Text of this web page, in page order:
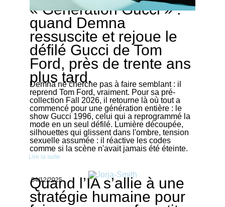
« Generation Gucci » :
quand Demna
ressuscite et rejoue le
défilé Gucci de Tom
Ford, près de trente ans
plus tard.
Demna ne cherche pas à faire semblant : il
reprend Tom Ford, vraiment. Pour sa pré-
collection Fall 2026, il retourne là où tout a
commencé pour une génération entière : le
show Gucci 1996, celui qui a reprogrammé la
mode en un seul défilé. Lumière découpée,
silhouettes qui glissent dans l'ombre, tension
sexuelle assumée : il réactive les codes
comme si la scène n'avait jamais été éteinte.
Lire la suite
04/12/2025
Quand l’IA s’allie à une
stratégie humaine pour